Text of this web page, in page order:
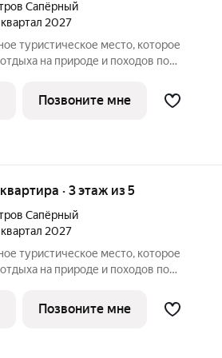
Сапёрный
квартал 2027
на природе и походов по
и смотровых площадок. И множество
Позвоните мне
· 3 этаж из 5
Сапёрный
квартал 2027
на природе и походов по
и смотровых площадок. И множество
Позвоните мне